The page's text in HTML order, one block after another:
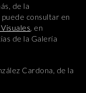
de la
consultar en
, en
de la Galería
Cardona, de la